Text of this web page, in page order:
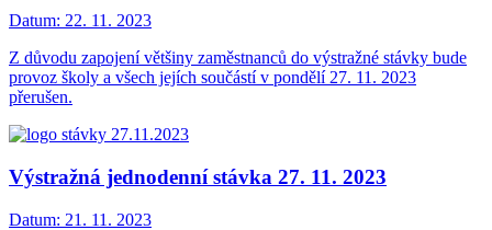
Datum: 22. 11. 2023
Z důvodu zapojení většiny zaměstnanců do výstražné stávky bude
provoz školy a všech jejích součástí v pondělí 27. 11. 2023
přerušen.
Výstražná jednodenní stávka 27. 11. 2023
Datum: 21. 11. 2023